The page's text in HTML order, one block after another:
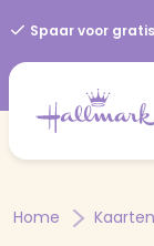
Spaar voor
Home Kaarten